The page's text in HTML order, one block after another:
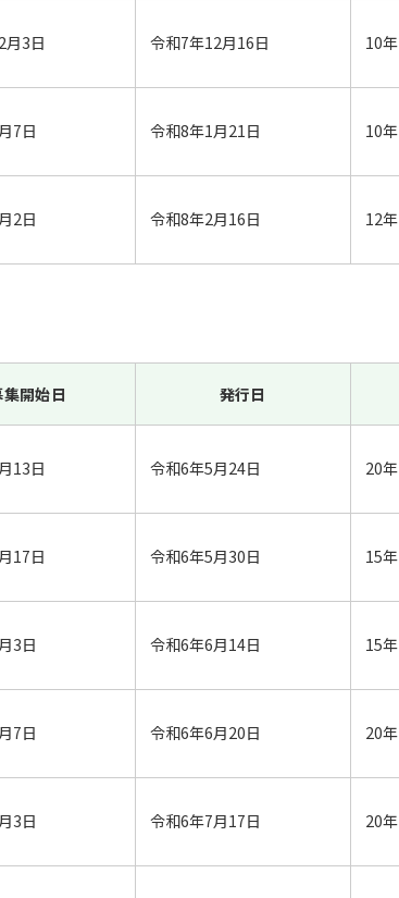
月3日 令和7年12月16日 10年
7日 令和8年1月21日 10年
2日 令和8年2月16日 12年
開始日 発行日
13日 令和6年5月24日 20年
17日 令和6年5月30日 15年
3日 令和6年6月14日 15年
7日 令和6年6月20日 20年
3日 令和6年7月17日 20年